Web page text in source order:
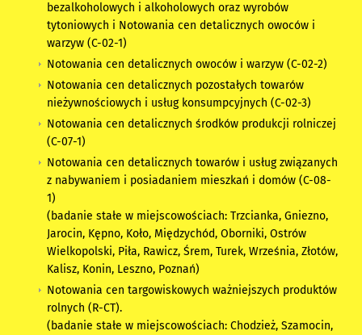
bezalkoholowych i alkoholowych oraz wyrobów
tytoniowych i Notowania cen detalicznych owoców i
warzyw (C-02-1)
Notowania cen detalicznych owoców i warzyw (C-02-2)
Notowania cen detalicznych pozostałych towarów
nieżywnościowych i usług konsumpcyjnych (C-02-3)
Notowania cen detalicznych środków produkcji rolniczej
(C-07-1)
Notowania cen detalicznych towarów i usług związanych
z nabywaniem i posiadaniem mieszkań i domów (C-08-
1)
​(badanie stałe w miejscowościach: Trzcianka, Gniezno,
Jarocin, Kępno, Koło, Międzychód, Oborniki, Ostrów
Wielkopolski, Piła, Rawicz, Śrem, Turek, Września, Złotów,
Kalisz, Konin, Leszno, Poznań)
Notowania cen targowiskowych ważniejszych produktów
rolnych (R-CT).
​​(badanie stałe w miejscowościach: Chodzież, Szamocin,